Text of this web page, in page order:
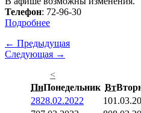
Телефон: 72-96-30
Подробнее
← Предыдущая
Следующая →
<
ПнПонедельник Вт
2828.02.2022 1